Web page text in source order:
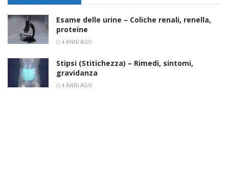
Esame delle urine – Coliche renali, renella,
proteine
4 ANNI AGO
Stipsi (Stitichezza) – Rimedi, sintomi,
gravidanza
4 ANNI AGO